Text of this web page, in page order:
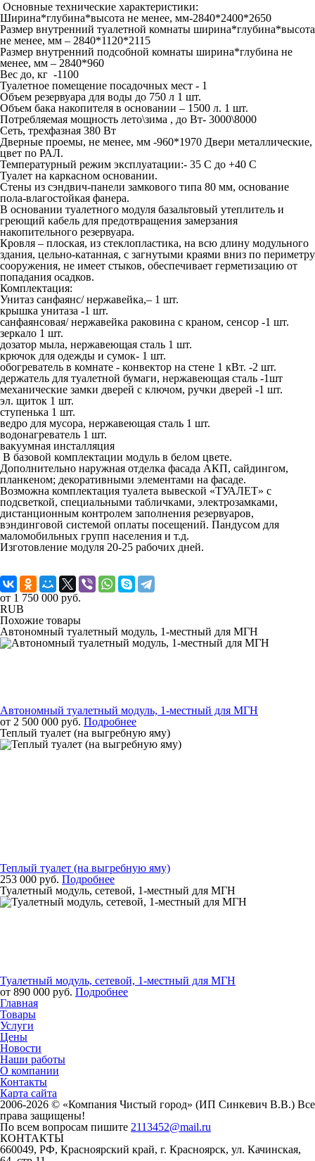
Основные технические характеристики:
Ширина*глубина*высота не менее, мм-2840*2400*2650
Размер внутренний туалетной комнаты ширина*глубина*высота
не менее, мм – 2840*1120*2115
Размер внутренний подсобной комнаты ширина*глубина не
менее, мм – 2840*960
Вес до, кг -1100
Туалетное помещение посадочных мест - 1
Объем резервуара для воды до 750 л 1 шт.
Объем бака накопителя в основании – 1500 л. 1 шт.
Потребляемая мощность лето\зима , до Вт- 3000\8000
Сеть, трехфазная 380 Вт
Дверные проемы, не менее, мм -960*1970 Двери металлические,
цвет по РАЛ.
Температурный режим эксплуатации:- 35 С до +40 С
Туалет на каркасном основании.
Стены из сэндвич-панели замкового типа 80 мм, основание
пола-влагостойкая фанера.
В основании туалетного модуля базальтовый утеплитель и
греющий кабель для предотвращения замерзания
накопительного резервуара.
Кровля – плоская, из стеклопластика, на всю длину модульного
здания, цельно-катанная, с загнутыми краями вниз по периметру
сооружения, не имеет стыков, обеспечивает герметизацию от
попадания осадков.
Комплектация:
Унитаз санфаянс/ нержавейка,– 1 шт.
крышка унитаза -1 шт.
санфаянсовая/ нержавейка раковина с краном, сенсор -1 шт.
зеркало 1 шт.
дозатор мыла, нержавеющая сталь 1 шт.
крючок для одежды и сумок- 1 шт.
обогреватель в комнате - конвектор на стене 1 кВт. -2 шт.
держатель для туалетной бумаги, нержавеющая сталь -1шт
механические замки дверей с ключом, ручки дверей -1 шт.
эл. щиток 1 шт.
ступенька 1 шт.
ведро для мусора, нержавеющая сталь 1 шт.
водонагреватель 1 шт.
вакуумная инсталляция
В базовой комплектации модуль в белом цвете.
Дополнительно наружная отделка фасада АКП, сайдингом,
планкеном; декоративными элементами на фасаде.
Возможна комплектация туалета вывеской «ТУАЛЕТ» с
подсветкой, специальными табличками, электрозамками,
дистанционным контролем заполнения резервуаров,
вэндинговой системой оплаты посещений. Пандусом для
маломобильных групп населения и т.д.
Изготовление модуля 20-25 рабочих дней.
от 1 750 000 руб.
RUB
Похожие товары
Автономный туалетный модуль, 1-местный для МГН
Автономный туалетный модуль, 1-местный для МГН
от 2 500 000 руб. Подробнее
Теплый туалет (на выгребную яму)
Теплый туалет (на выгребную яму)
253 000 руб. Подробнее
Туалетный модуль, сетевой, 1-местный для МГН
Туалетный модуль, сетевой, 1-местный для МГН
от 890 000 руб. Подробнее
Главная
Товары
Услуги
Цены
Новости
Наши работы
О компании
Контакты
Карта сайта
2006-2026 © «Компания Чистый город» (ИП Синкевич В.В.) Все
права защищены!
По всем вопросам пишите 2113452@mail.ru
КОНТАКТЫ
660049, РФ, Красноярский край, г. Красноярск, ул. Качинская,